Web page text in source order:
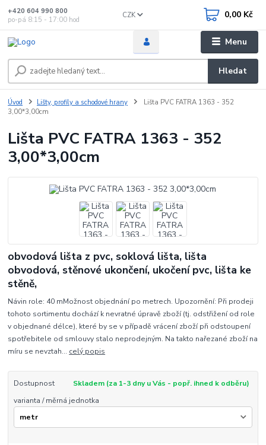
Menu
CZK
Hledat
+420 604 990 800
po-pá 8:15 - 17:00 hod
0,00 Kč
Úvod Lišty, profily a schodové hrany
Lišta PVC FATRA 1363 - 352
3,00*3,00cm
Lišta PVC FATRA 1363 - 352
3,00*3,00cm
obvodová lišta z pvc, soklová lišta, lišta
obvodová, stěnové ukončení, ukočení pvc, lišta ke
stěně,
Návin role: 40 mMožnost objednání po metrech. Upozornění: Při prodeji
tohoto sortimentu dochází k nevratné úpravě zboží (tj. odstřižení od role
v objednané délce), které by se v případě vrácení zboží při odstoupení
spotřebitele od smlouvy stalo neprodejným. Na takto nařezané zboží na
míru se nevztah... celý popis
Dostupnost
Skladem (za 1-3 dny u Vás - popř. ihned k odběru)
varianta / měrná jednotka